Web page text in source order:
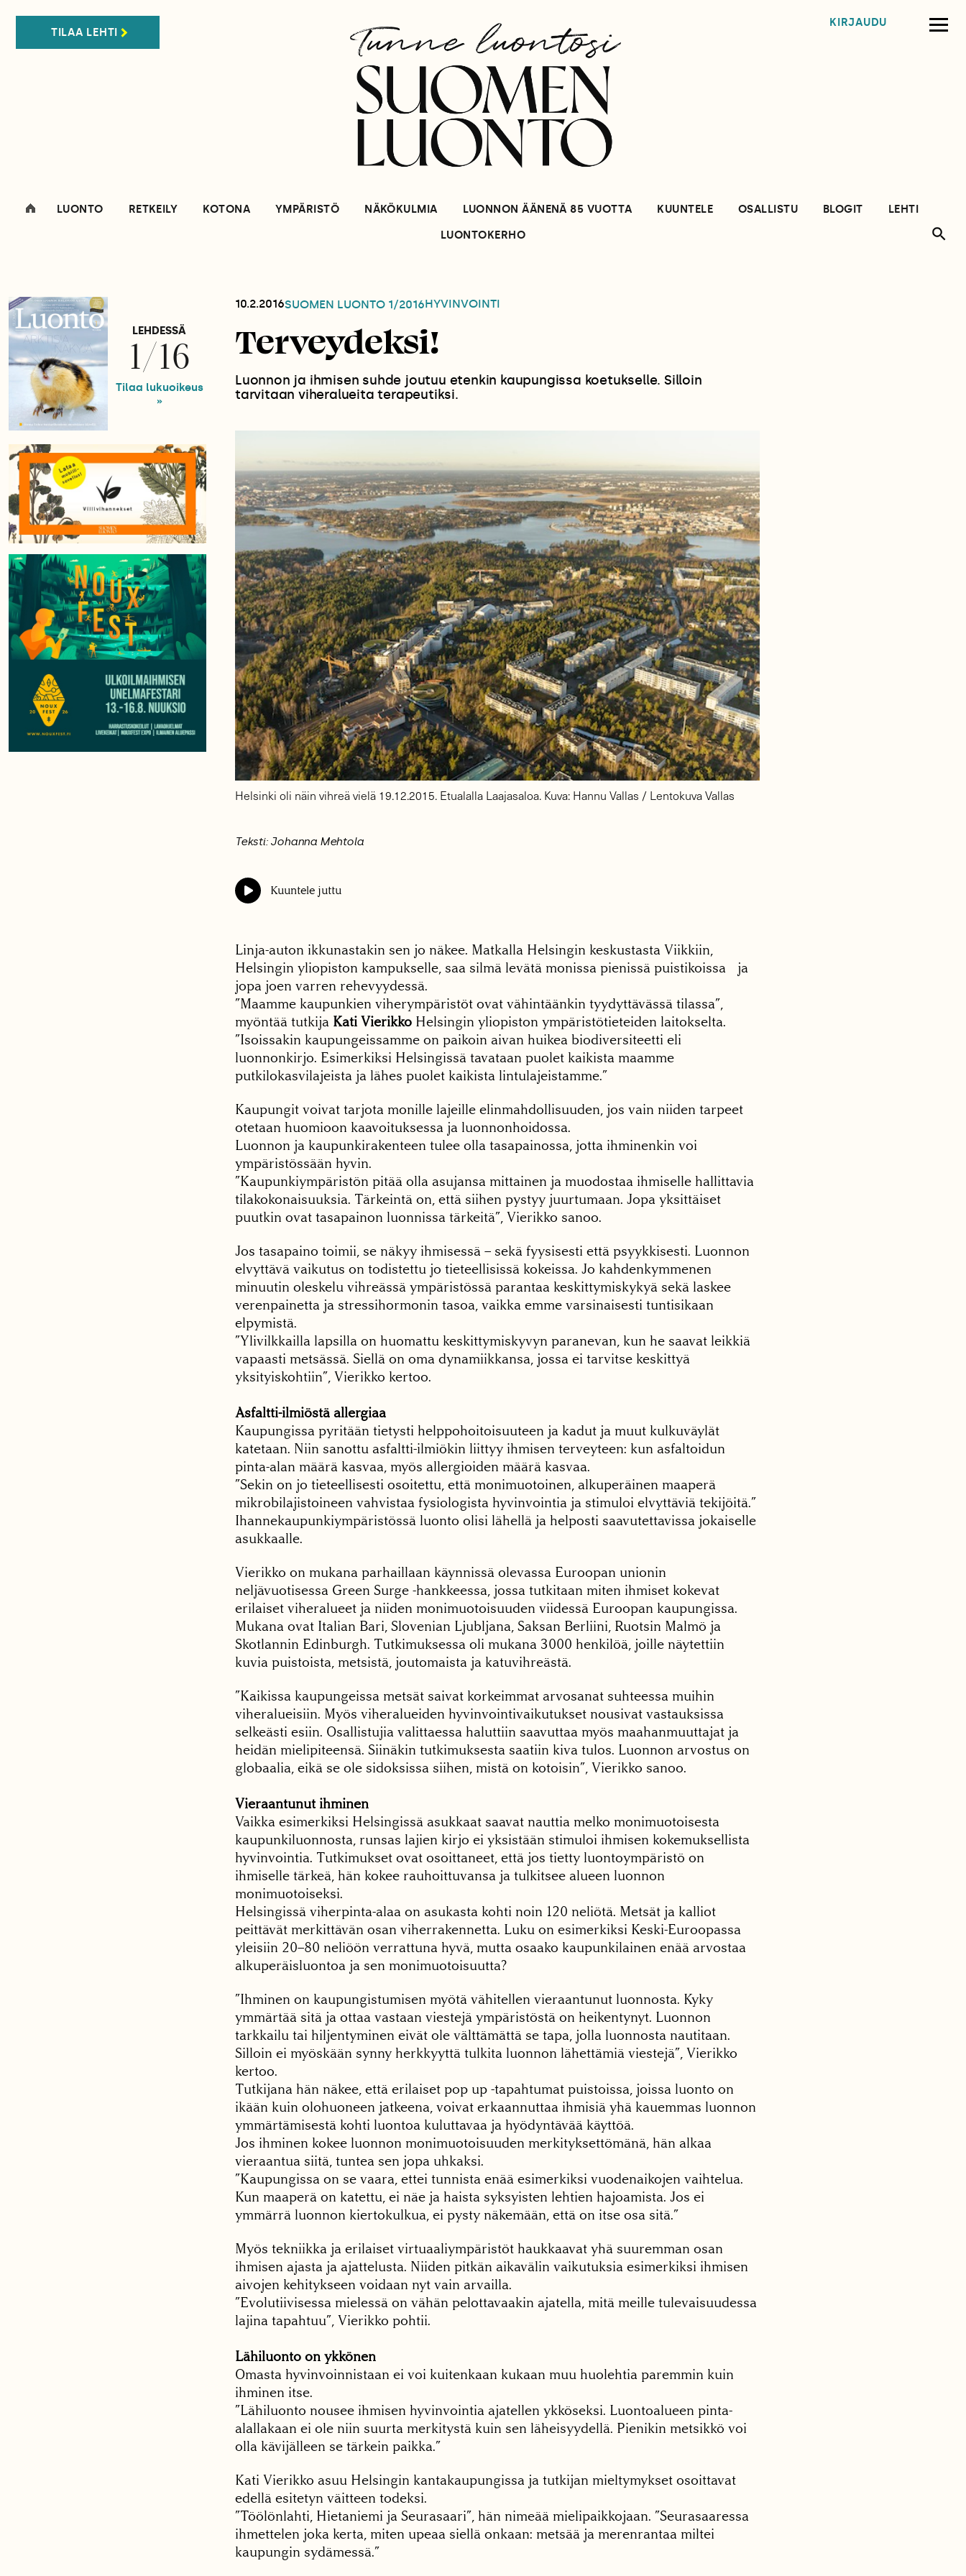
TILAA LEHTI
KIRJAUDU
LUONTO RETKEILY KOTONA YMPÄRISTÖ NÄKÖKULMIA LUONNON ÄÄNENÄ 85 VUOTTA KUUNTELE OSALLISTU BLOGIT
LEHTI
LUONTOKERHO
LEHDESSÄ
1/16
Tilaa lukuoikeus
»
10.2.2016SUOMEN LUONTO 1/2016HYVINVOINTI
Terveydeksi!
Luonnon ja ihmisen suhde joutuu etenkin kaupungissa koetukselle. Silloin
tarvitaan viheralueita terapeutiksi.
Helsinki oli näin vihreä vielä 19.12.2015. Etualalla Laajasaloa. Kuva: Hannu Vallas / Lentokuva Vallas
Teksti: Johanna Mehtola
Kuuntele juttu
Linja-auton ikkunastakin sen jo näkee. Matkalla Helsingin keskustasta Viikkiin,
Helsingin yliopiston kampukselle, saa silmä levätä monissa pienissä puistikoissa ja
jopa joen varren rehevyydessä.
”Maamme kaupunkien viherympäristöt ovat vähintäänkin tyydyttävässä tilassa”,
myöntää tutkija Kati Vierikko Helsingin yliopiston ympäristötieteiden laitokselta.
”Isoissakin kaupungeissamme on paikoin aivan huikea biodiversiteetti eli
luonnonkirjo. Esimerkiksi Helsingissä tavataan puolet kaikista maamme
putkilokasvilajeista ja lähes puolet kaikista lintulajeistamme.”
Kaupungit voivat tarjota monille lajeille elinmahdollisuuden, jos vain niiden tarpeet
otetaan huomioon kaavoituksessa ja luonnonhoidossa.
Luonnon ja kaupunkirakenteen tulee olla tasapainossa, jotta ihminenkin voi
ympäristössään hyvin.
”Kaupunkiympäristön pitää olla asujansa mittainen ja muodostaa ihmiselle hallittavia
tilakokonaisuuksia. Tärkeintä on, että siihen pystyy juurtumaan. Jopa yksittäiset
puutkin ovat tasapainon luonnissa tärkeitä”, Vierikko sanoo.
Jos tasapaino toimii, se näkyy ihmisessä – sekä fyysisesti että psyykkisesti. Luonnon
elvyttävä vaikutus on todistettu jo tieteellisissä kokeissa. Jo kahdenkymmenen
minuutin oleskelu vihreässä ympäristössä parantaa keskittymiskykyä sekä laskee
verenpainetta ja stressihormonin tasoa, vaikka emme varsinaisesti tuntisikaan
elpymistä.
”Ylivilkkailla lapsilla on huomattu keskittymiskyvyn paranevan, kun he saavat leikkiä
vapaasti metsässä. Siellä on oma dynamiikkansa, jossa ei tarvitse keskittyä
yksityiskohtiin”, Vierikko kertoo.
Asfaltti-ilmiöstä allergiaa
Kaupungissa pyritään tietysti helppohoitoisuuteen ja kadut ja muut kulkuväylät
katetaan. Niin sanottu asfaltti-ilmiökin liittyy ihmisen terveyteen: kun asfaltoidun
pinta-alan määrä kasvaa, myös allergioiden määrä kasvaa.
”Sekin on jo tieteellisesti osoitettu, että monimuotoinen, alkuperäinen maaperä
mikrobilajistoineen vahvistaa fysiologista hyvinvointia ja stimuloi elvyttäviä tekijöitä.”
Ihannekaupunkiympäristössä luonto olisi lähellä ja helposti saavutettavissa jokaiselle
asukkaalle.
Vierikko on mukana parhaillaan käynnissä olevassa Euroopan unionin
neljävuotisessa Green Surge -hankkeessa, jossa tutkitaan miten ihmiset kokevat
erilaiset viheralueet ja niiden monimuotoisuuden viidessä Euroopan kaupungissa.
Mukana ovat Italian Bari, Slovenian Ljubljana, Saksan Berliini, Ruotsin Malmö ja
Skotlannin Edinburgh. Tutkimuksessa oli mukana 3000 henkilöä, joille näytettiin
kuvia puistoista, metsistä, joutomaista ja katuvihreästä.
”Kaikissa kaupungeissa metsät saivat korkeimmat arvosanat suhteessa muihin
viheralueisiin. Myös viheralueiden hyvinvointivaikutukset nousivat vastauksissa
selkeästi esiin. Osallistujia valittaessa haluttiin saavuttaa myös maahanmuuttajat ja
heidän mielipiteensä. Siinäkin tutkimuksesta saatiin kiva tulos. Luonnon arvostus on
globaalia, eikä se ole sidoksissa siihen, mistä on kotoisin”, Vierikko sanoo.
Vieraantunut ihminen
Vaikka esimerkiksi Helsingissä asukkaat saavat nauttia melko monimuotoisesta
kaupunkiluonnosta, runsas lajien kirjo ei yksistään stimuloi ihmisen kokemuksellista
hyvinvointia. Tutkimukset ovat osoittaneet, että jos tietty luontoympäristö on
ihmiselle tärkeä, hän kokee rauhoittuvansa ja tulkitsee alueen luonnon
monimuotoiseksi.
Helsingissä viherpinta-alaa on asukasta kohti noin 120 neliötä. Metsät ja kalliot
peittävät merkittävän osan viherrakennetta. Luku on esimerkiksi Keski-Euroopassa
yleisiin 20–80 neliöön verrattuna hyvä, mutta osaako kaupunkilainen enää arvostaa
alkuperäisluontoa ja sen monimuotoisuutta?
”Ihminen on kaupungistumisen myötä vähitellen vieraantunut luonnosta. Kyky
ymmärtää sitä ja ottaa vastaan viestejä ympäristöstä on heikentynyt. Luonnon
tarkkailu tai hiljentyminen eivät ole välttämättä se tapa, jolla luonnosta nautitaan.
Silloin ei myöskään synny herkkyyttä tulkita luonnon lähettämiä viestejä”, Vierikko
kertoo.
Tutkijana hän näkee, että erilaiset pop up -tapahtumat puistoissa, joissa luonto on
ikään kuin olohuoneen jatkeena, voivat erkaannuttaa ihmisiä yhä kauemmas luonnon
ymmärtämisestä kohti luontoa kuluttavaa ja hyödyntävää käyttöä.
Jos ihminen kokee luonnon monimuotoisuuden merkityksettömänä, hän alkaa
vieraantua siitä, tuntea sen jopa uhkaksi.
”Kaupungissa on se vaara, ettei tunnista enää esimerkiksi vuodenaikojen vaihtelua.
Kun maaperä on katettu, ei näe ja haista syksyisten lehtien hajoamista. Jos ei
ymmärrä luonnon kiertokulkua, ei pysty näkemään, että on itse osa sitä.”
Myös tekniikka ja erilaiset virtuaaliympäristöt haukkaavat yhä suuremman osan
ihmisen ajasta ja ajattelusta. Niiden pitkän aikavälin vaikutuksia esimerkiksi ihmisen
aivojen kehitykseen voidaan nyt vain arvailla.
”Evolutiivisessa mielessä on vähän pelottavaakin ajatella, mitä meille tulevaisuudessa
lajina tapahtuu”, Vierikko pohtii.
Lähiluonto on ykkönen
Omasta hyvinvoinnistaan ei voi kuitenkaan kukaan muu huolehtia paremmin kuin
ihminen itse.
”Lähiluonto nousee ihmisen hyvinvointia ajatellen ykköseksi. Luontoalueen pinta-
alallakaan ei ole niin suurta merkitystä kuin sen läheisyydellä. Pienikin metsikkö voi
olla kävijälleen se tärkein paikka.”
Kati Vierikko asuu Helsingin kantakaupungissa ja tutkijan mieltymykset osoittavat
edellä esitetyn väitteen todeksi.
”Töölönlahti, Hietaniemi ja Seurasaari”, hän nimeää mielipaikkojaan. ”Seurasaaressa
ihmettelen joka kerta, miten upeaa siellä onkaan: metsää ja merenrantaa miltei
kaupungin sydämessä.”